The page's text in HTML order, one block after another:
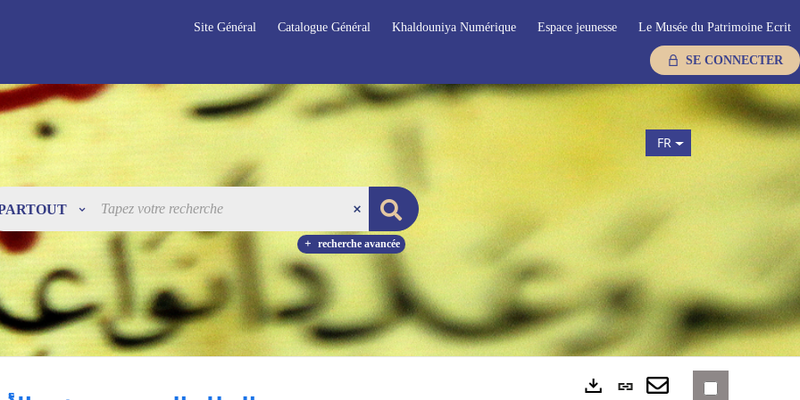
Site Général Catalogue Général Khaldouniya Numérique Espace jeunesse Le Musée du Patrimoine Ecrit
SE CONNECTER
recherche avancée
FR
Lien